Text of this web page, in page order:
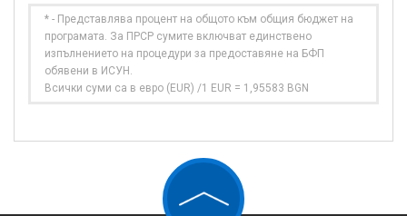
* - Представлява процент на общото към общия бюджет на
програмата. За ПРСР сумите включват единствено
изпълнението на процедури за предоставяне на БФП
обявени в ИСУН.
Всички суми са в евро (EUR) /1 EUR = 1,95583 BGN